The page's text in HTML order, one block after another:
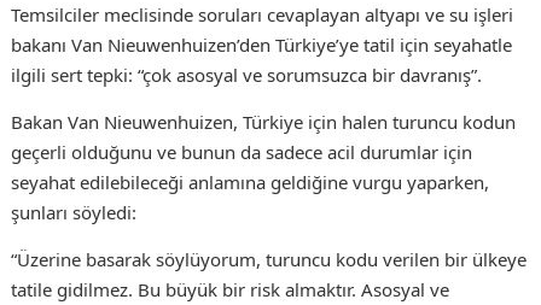
Temsilciler meclisinde soruları cevaplayan altyapı ve su işleri
bakanı Van Nieuwenhuizen’den Türkiye’ye tatil için seyahatle
ilgili sert tepki: “çok asosyal ve sorumsuzca bir davranış”.
Bakan Van Nieuwenhuizen, Türkiye için halen turuncu kodun
geçerli olduğunu ve bunun da sadece acil durumlar için
seyahat edilebileceği anlamına geldiğine vurgu yaparken,
şunları söyledi:
“Üzerine basarak söylüyorum, turuncu kodu verilen bir ülkeye
tatile gidilmez. Bu büyük bir risk almaktır. Asosyal ve